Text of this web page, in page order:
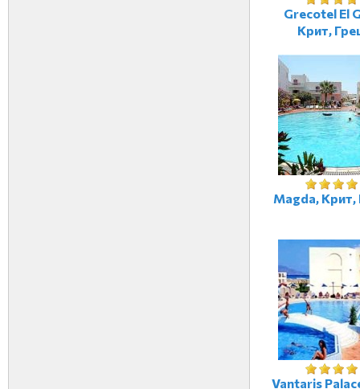
Grecotel El
Крит,
Magda, Крит,
Vantaris